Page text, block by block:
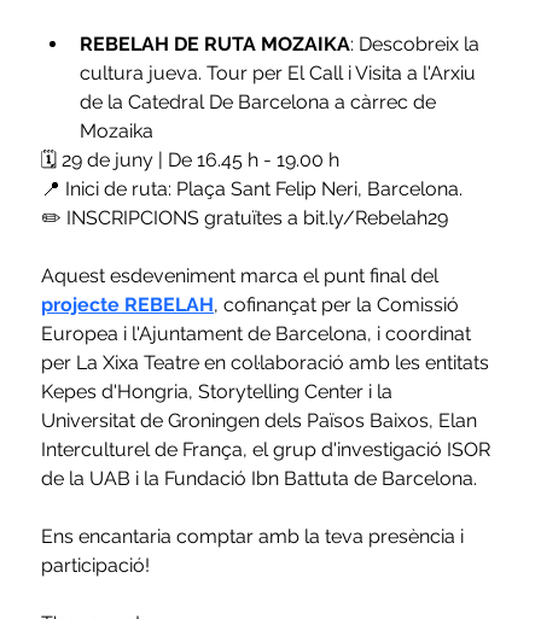
REBELAH DE RUTA MOZAIKA: Descobreix la
cultura jueva. Tour per El Call i Visita a l'Arxiu
de la Catedral De Barcelona a càrrec de
Mozaika
🗓 29 de juny | De 16.45 h - 19.00 h
📍 Inici de ruta: Plaça Sant Felip Neri, Barcelona.
✏️ INSCRIPCIONS gratuïtes a bit.ly/Rebelah29
Aquest esdeveniment marca el punt final del
projecte REBELAH, cofinançat per la Comissió
Europea i l'Ajuntament de Barcelona, i coordinat
per La Xixa Teatre en col·laboració amb les entitats
Kepes d'Hongria, Storytelling Center i la
Universitat de Groningen dels Països Baixos, Elan
Interculturel de França, el grup d'investigació ISOR
de la UAB i la Fundació Ibn Battuta de Barcelona.
Ens encantaria comptar amb la teva presència i
participació!